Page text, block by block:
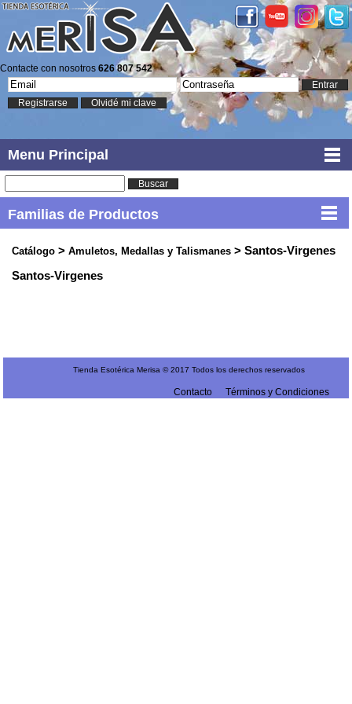
Contacte con nosotros 626 807 542
Entrar
Registrarse
Olvidé mi clave
Menu Principal
Buscar
Familias de Productos
Catálogo > Amuletos, Medallas y Talismanes > Santos-Virgenes
Santos-Virgenes
Tienda Esotérica Merisa © 2017 Todos los derechos reservados
Contacto Términos y Condiciones